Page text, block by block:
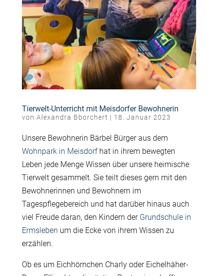
Tierwelt-Unterricht mit Meisdorfer Bewohnerin
von Alexandra Bborchert | 18. Januar 2023
Unsere Bewohnerin Bärbel Bürger aus dem
Wohnpark in Meisdorfhat in ihrem bewegten
Leben jede Menge Wissen über unsere heimische
Tierwelt gesammelt. Sie teilt dieses gern mit den
Bewohnerinnen und Bewohnern im
Tagespflegebereich und hat darüber hinaus auch
viel Freude daran, den Kindern derGrundschule in
Ermsleben um die Ecke von ihrem Wissen zu
erzählen.
Ob es um Eichhörnchen Charly oder Eichelhäher-